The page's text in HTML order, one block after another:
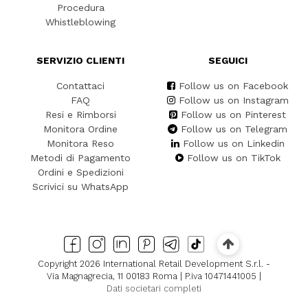
Procedura
Whistleblowing
SERVIZIO CLIENTI
Contattaci
FAQ
Resi e Rimborsi
Monitora Ordine
Monitora Reso
Metodi di Pagamento
Ordini e Spedizioni
Scrivici su WhatsApp
SEGUICI
Follow us on Facebook
Follow us on Instagram
Follow us on Pinterest
Follow us on Telegram
Follow us on Linkedin
Follow us on TikTok
Copyright 2026 International Retail Development S.r.l. -
Via Magnagrecia, 11 00183 Roma | P.iva 10471441005 |
Dati societari completi